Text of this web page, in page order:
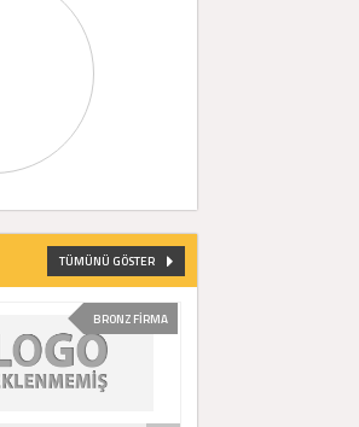
TÜMÜNÜ GÖSTER
BRONZ FİRMA